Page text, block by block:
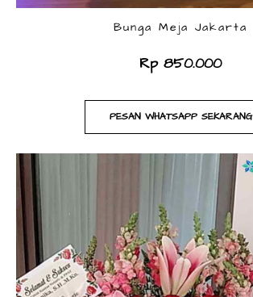
Bunga Meja Jakarta
Rp 850.000
PESAN WHATSAPP SEKARANG